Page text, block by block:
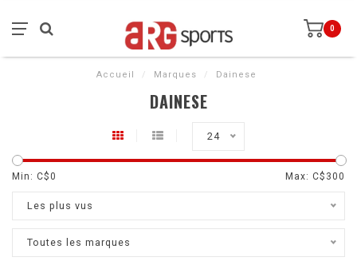
0
Accueil / Marques / Dainese
DAINESE
24
Min: C$0 Max: C$ 300
Les plus vus
Toutes les marques